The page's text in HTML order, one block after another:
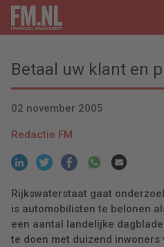
Betaal uw klant en
02 november 2005
Redactie FM
Rijkswaterstaat gaat
is automobilisten te belonen
een aantal landelijke
te doen met duizend inwoners